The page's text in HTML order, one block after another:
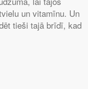
un vitamīnu. Un
tieši tajā brīdī, kad